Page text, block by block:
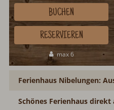
max 6
BUCHEN
RESERVIEREN
Ferienhaus Nibelungen:
Schönes Ferienhaus